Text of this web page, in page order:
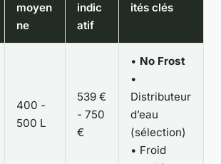
moyen
ne
indic
atif
ités clés
400 -
500 L
539 €
- 750
€
• No Frost
•
Distributeur
d’eau
(sélection)
• Froid